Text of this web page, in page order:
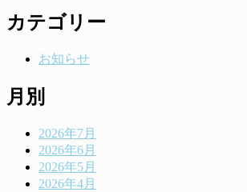
カテゴリー
お知らせ
月別
2026年7月
2026年6月
2026年5月
2026年4月